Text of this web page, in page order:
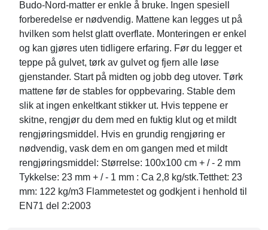
Budo-Nord-matter er enkle å bruke. Ingen spesiell
forberedelse er nødvendig. Mattene kan legges ut på
hvilken som helst glatt overflate. Monteringen er enkel
og kan gjøres uten tidligere erfaring. Før du legger et
teppe på gulvet, tørk av gulvet og fjern alle løse
gjenstander. Start på midten og jobb deg utover. Tørk
mattene før de stables for oppbevaring. Stable dem
slik at ingen enkeltkant stikker ut. Hvis teppene er
skitne, rengjør du dem med en fuktig klut og et mildt
rengjøringsmiddel. Hvis en grundig rengjøring er
nødvendig, vask dem en om gangen med et mildt
rengjøringsmiddel: Størrelse: 100x100 cm + / - 2 mm
Tykkelse: 23 mm + / - 1 mm : Ca 2,8 kg/stk.Tetthet: 23
mm: 122 kg/m3 Flammetestet og godkjent i henhold til
EN71 del 2:2003